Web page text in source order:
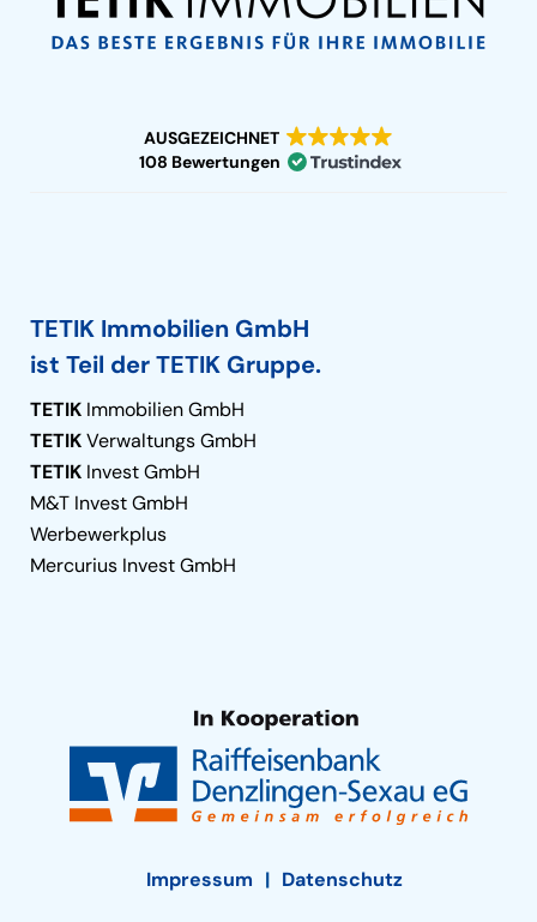
AUSGEZEICHNET
108 Bewertungen
TETIK Immobilien GmbH
ist Teil der TETIK Gruppe.
TETIK Immobilien GmbH
TETIKVerwaltungs GmbH
TETIK Invest GmbH
M&T Invest GmbH
Werbewerkplus
Mercurius Invest GmbH
Impressum Datenschutz